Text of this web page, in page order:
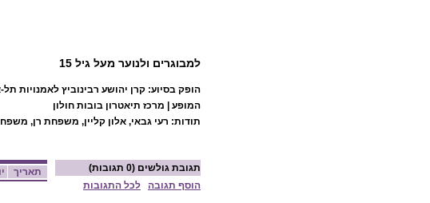
למבוגרים ולנוער מעל גיל 15
הופק בסיוע: קרן יהושע רבינוביץ לאמנויות
המופע | מרכז תיאטרון בובות חולון
תודות: רעי גבאי, אלון קליין, משפחת רן,
תאריך תגובת גולשים (0 תגובות)
הוסף תגובה
לכל התגובות